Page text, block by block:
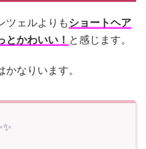
ツェルよりもショートヘア
とかわいい！ と感じます。
なりいます。